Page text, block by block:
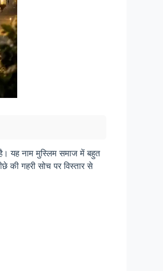
यह नाम मुस्लिम समाज में बहुत
की गहरी सोच पर विस्तार से